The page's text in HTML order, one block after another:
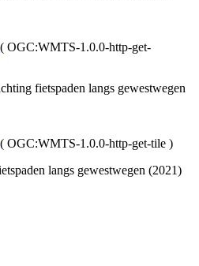
( OGC:WMTS-1.0.0-http-get-
fietspaden langs gewestwegen
( OGC:WMTS-1.0.0-http-get-tile )
langs gewestwegen (2021)